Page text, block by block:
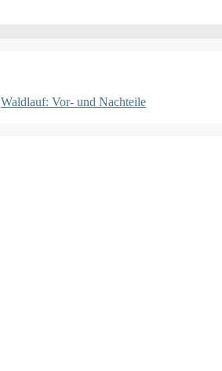
Waldlauf: Vor- und Nachteile